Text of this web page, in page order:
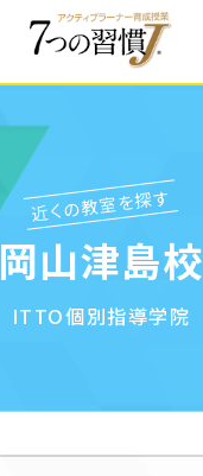
近くの教室を探す
岡山津島校
ITTO個別指導学院